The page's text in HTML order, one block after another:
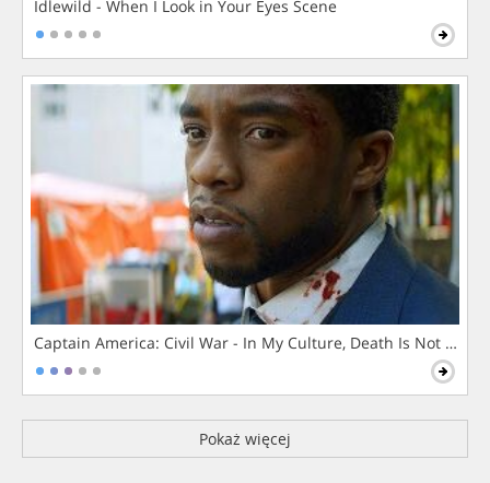
Idlewild - When I Look in Your Eyes Scene
Captain America: Civil War - In My Culture, Death Is Not The
Pokaż więcej